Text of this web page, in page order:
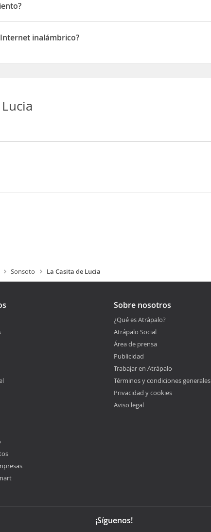
Internet inalámbrico?
Sonsoto La Casita de Lucia
Sobre nosotros
¿Qué es Atrápalo?
Atrápalo Social
Área de prensa
Publicidad
Trabajar en Atrápalo
Términos y condiciones generales
Privacidad y cookies
Aviso legal
¡Síguenos!